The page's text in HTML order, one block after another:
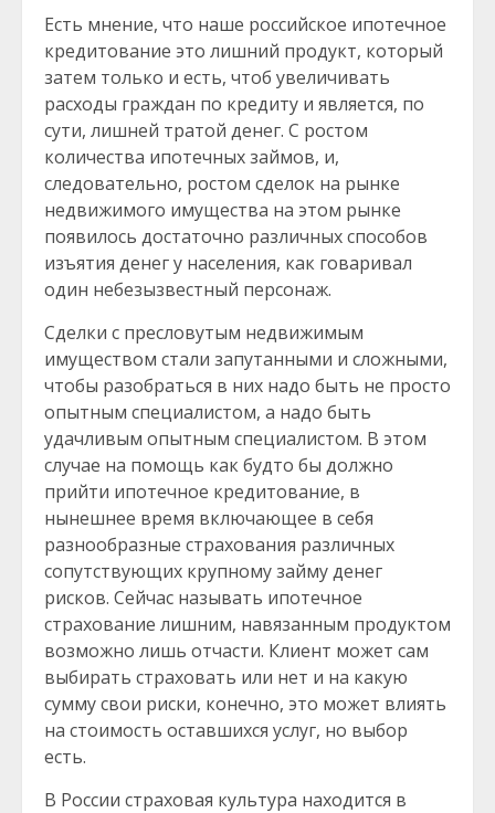
Есть мнение, что наше российское ипотечное
кредитование это лишний продукт, который
затем только и есть, чтоб увеличивать
расходы граждан по кредиту и является, по
сути, лишней тратой денег. С ростом
количества ипотечных займов, и,
следовательно, ростом сделок на рынке
недвижимого имущества на этом рынке
появилось достаточно различных способов
изъятия денег у населения, как говаривал
один небезызвестный персонаж.
Сделки с пресловутым недвижимым
имуществом стали запутанными и сложными,
чтобы разобраться в них надо быть не просто
опытным специалистом, а надо быть
удачливым опытным специалистом. В этом
случае на помощь как будто бы должно
прийти ипотечное кредитование, в
нынешнее время включающее в себя
разнообразные страхования различных
сопутствующих крупному займу денег
рисков. Сейчас называть ипотечное
страхование лишним, навязанным продуктом
возможно лишь отчасти. Клиент может сам
выбирать страховать или нет и на какую
сумму свои риски, конечно, это может влиять
на стоимость оставшихся услуг, но выбор
есть.
В России страховая культура находится в